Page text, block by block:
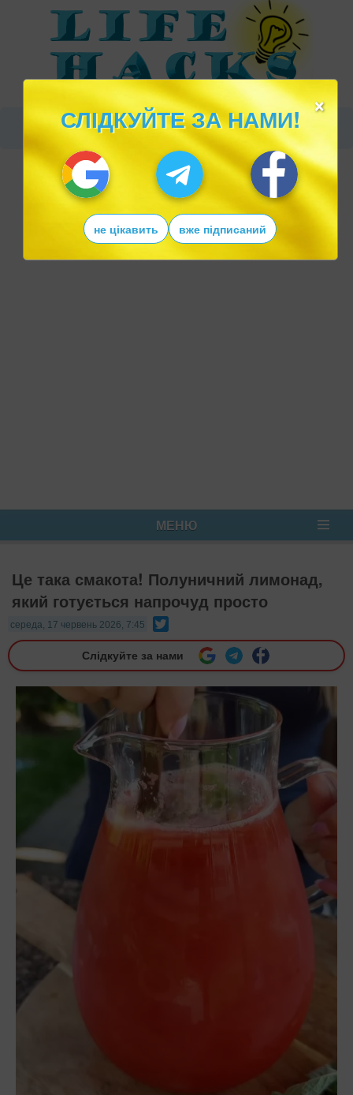
МЕНЮ
Це така смакота! Полуничний лимонад,
який готується напрочуд просто
середа, 17 червень 2026, 7:45
Слідкуйте за нами
×
СЛІДКУЙТЕ ЗА НАМИ!
не цікавить вже підписаний